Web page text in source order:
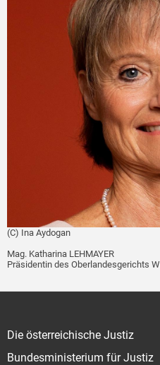
(C) Ina Aydogan
Mag. Katharina LEHMAYER
Präsidentin des Oberlandesgerichts
Die österreichische Justiz
Bundesministerium für Justiz